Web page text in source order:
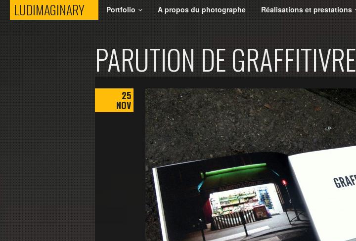
LUDIMAGINARYLUDIMAGINARY
Portfolio A propos du photographe Réalisations et prestations
PARUTION DE GRAFFITIVRE
25
NOV